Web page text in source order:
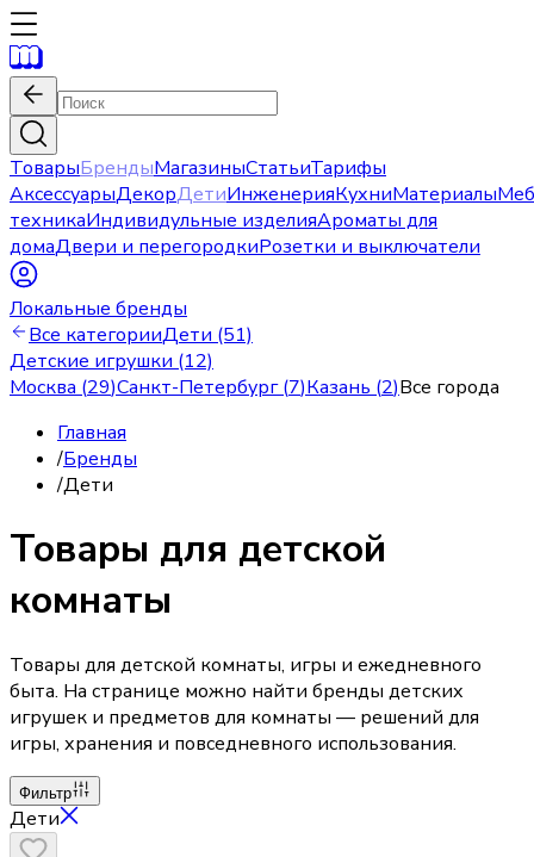
ТоварыБрендыМагазиныСтатьиТарифы
АксессуарыДекорДетиИнженерияКухниМатериалы
техникаИндивидульные изделияАроматы для
домаДвери и перегородкиРозетки и выключатели
Локальные бренды
Все категорииДети (51)
Детские игрушки (12)
Москва (29)Санкт-Петербург(7)Казань (2)Все города
Главная
/Бренды
/Дети
Товары для детской
комнаты
Товары для детской комнаты, игры и ежедневного
быта. На странице можно найти бренды детских
игрушек и предметов для комнаты — решений для
игры, хранения и повседневного использования.
Фильтр
Дети